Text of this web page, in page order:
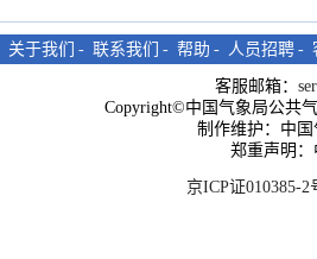
关于我们 - 联系我们 - 帮助 - 人员招聘 -
客服邮箱：
Copyright©中国气象局公共
制作维护：中
郑重声明
京ICP证010385-2